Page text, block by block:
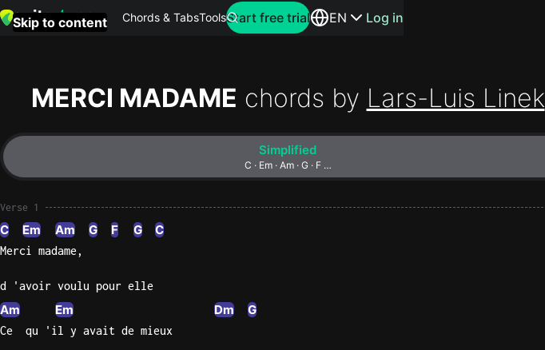
Skip to content Chords & TabsTools Search for artists or songs
this
Perfect
Start free trial EN Log in
MERCI MADAME chords by Lars-Luis Linek
Simplified
C · Em · Am · G · F …
Verse 1
C Em Am G F G C
Merci madame,
d 'avoir voulu pour elle
Am Em Dm G
Ce  qu 'il y avait de mieux